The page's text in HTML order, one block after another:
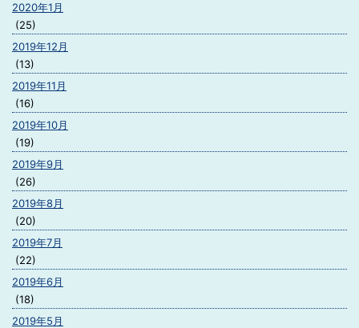
2020年1月
(25)
2019年12月
(13)
2019年11月
(16)
2019年10月
(19)
2019年9月
(26)
2019年8月
(20)
2019年7月
(22)
2019年6月
(18)
2019年5月